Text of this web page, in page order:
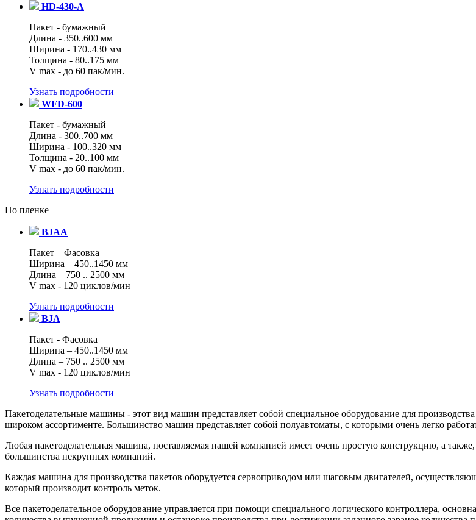
HD-430-A
Пакет - бумажный
Длина - 350..600 мм
Ширина - 170..430 мм
Толщина - 80..175 мм
V max - до 60 пак/мин.
Узнать подробности
WFD-600
Пакет - бумажный
Длина - 300..700 мм
Ширина - 100..320 мм
Толщина - 20..100 мм
V max - до 60 пак/мин.
Узнать подробности
По пленке
BJAA
Пакет – Фасовка
Ширина – 450..1450 мм
Длина – 750 .. 2500 мм
V max - 120 циклов/мин
Узнать подробности
BJA
Пакет - Фасовка
Ширина – 450..1450 мм
Длина – 750 .. 2500 мм
V max - 120 циклов/мин
Узнать подробности
Пакетоделательные машины - этот вид машин представляет собой специальное оборудование для
широком ассортименте. Большинство машин представляет собой полуавтоматы, с которыми очень легко
Любая пакетоделательная машина, поставляемая нашей компанией имеет очень простую конструкцию, а
большинства некрупных компаний.
Каждая машина для производства пакетов оборудуется сервоприводом или шаговым двигателей,
который производит контроль меток.
Все пакетоделательное оборудование управляется при помощи специального логического контроллера,